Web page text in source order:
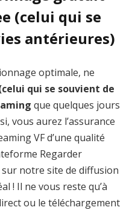
(celui qui se
antérieures)
optimale, ne
qui se souvient de
que quelques jours
vous aurez l’assurance
VF d’une qualité
Regarder
notre site de diffusion
! Il ne vous reste qu’à
ou le téléchargement